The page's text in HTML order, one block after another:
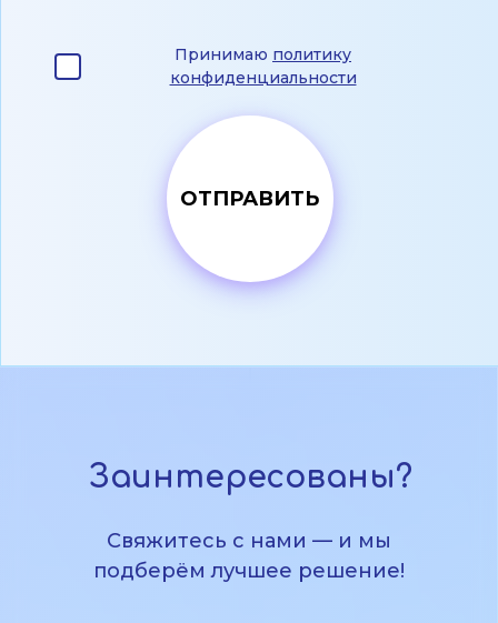
Принимаю политику
конфиденциальности
Заинтересованы?
Свяжитесь с нами — и мы
подберём лучшее решение!